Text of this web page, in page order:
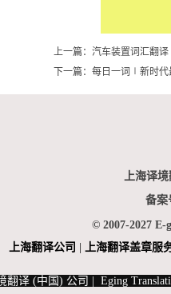
上一篇： 汽车装置词汇翻译
下一篇： 每日一词∣新时代
上海译
备案
© 2007-2027 E-
上海翻译公司 上海翻译盖章服
翻译 (中国) 公司 | Eging